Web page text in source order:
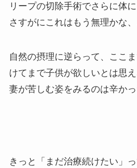
リープの切除手術でさらに体
さすがにこれはもう無理かな、
自然の摂理に逆らって、ここ
けてまで子供が欲しいとは思
妻が苦しむ姿をみるのは辛かっ
きっと「まだ治療続けたい」